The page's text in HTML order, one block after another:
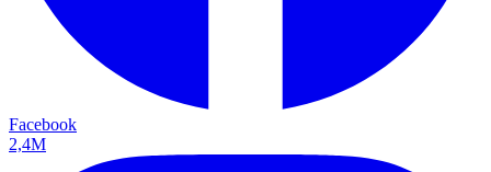
Facebook
2,4M